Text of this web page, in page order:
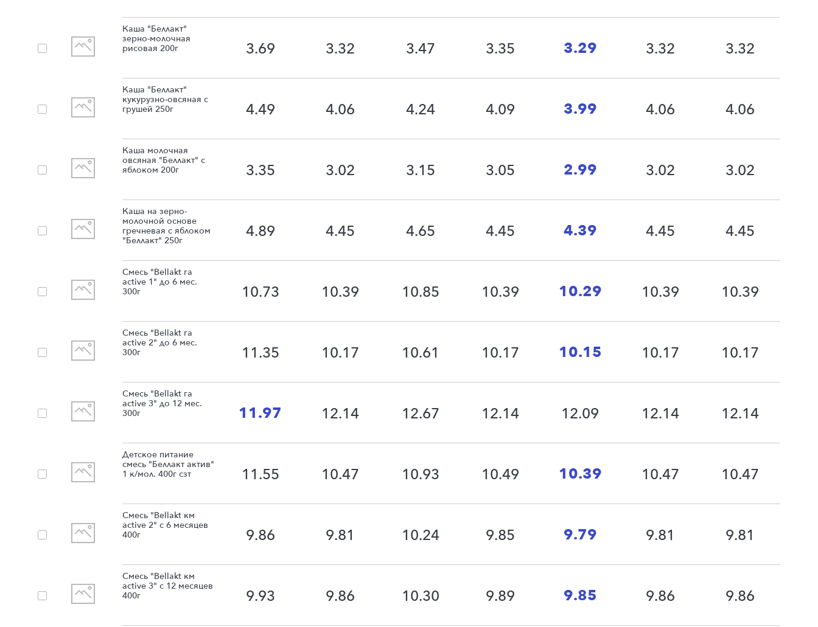
Каша "Беллакт"
зерно-молочная
рисовая 200г
Каша "Беллакт"
кукурузно-овсяная с
грушей 250г
Каша молочная
овсяная "Беллакт" с
яблоком 200г
Каша на зерно-
молочной основе
гречневая с яблоком
"Беллакт" 250г
Смесь "Bellakt га
active 1" до 6 мес.
300г
Смесь "Bellakt га
active 2" до 6 мес.
300г
Смесь "Bellakt га
active 3" до 12 мес.
300г
Детское питание
смесь "Беллакт актив"
1 к/мол. 400г сзт
Смесь "Bellakt км
active 2" с 6 месяцев
400г
Смесь "Bellakt км
active 3" с 12 месяцев
400г
3.69
4.49
3.35
4.89
10.73
11.35
11.97
11.55
9.86
9.93
3.32
4.06
3.02
4.45
10.39
10.17
12.14
10.47
9.81
9.86
3.47
4.24
3.15
4.65
10.85
10.61
12.67
10.93
10.24
10.30
3.35
4.09
3.05
4.45
10.39
10.17
12.14
10.49
9.85
9.89
3.29
3.99
2.99
4.39
10.29
10.15
12.09
10.39
9.79
9.85
3.32
4.06
3.02
4.45
10.39
10.17
12.14
10.47
9.81
9.86
3.32
4.06
3.02
4.45
10.39
10.17
12.14
10.47
9.81
9.86